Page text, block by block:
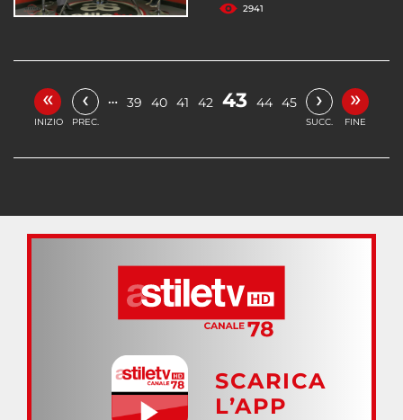
2941
«
INIZIO
‹
PREC.
… 39 40 41 42 43 44 45 ›
SUCC.
»
FINE
SCARICA
L’APP